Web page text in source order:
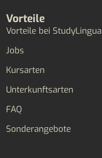
Vorteile
Vorteile bei StudyLingua
Jobs
Kursarten
Unterkunftsarten
FAQ
Sonderangebote